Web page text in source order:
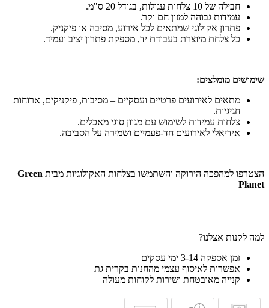
חבילה של 10 צלחות עגולות, בגודל 20 ס"מ.
עמידות גבוהה למזון חם וקר.
פתרון אקולוגי שמתאים לכל אירוע, מסיבה או פיקניק.
כל צלחת מיוצרת בעבודת יד, מספקת פתרון יציב ועמיד.
שימושים מומלצים:
מתאים לאירועים פרטיים ועסקיים – מסיבות, פיקניקים, ארוחות
חגיגיות.
צלחות עמידות לשימוש עם מגוון סוגי מאכלים.
אידיאלי לאירועים חד-פעמיים ושמירה על הסביבה.
הצטרפו למהפכה הירוקה והשתמשו בצלחות האקולוגיות מבית Green
Planet
למה לקנות אצלנו?
זמן אספקה 3-14 ימי עסקים
אפשרות לאיסוף עצמי מהחנות בקרית גת
קנייה מאובטחת ושירות לקוחות מעולה